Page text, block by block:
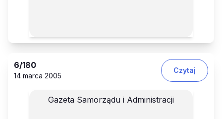
6/180
14 marca 2005
Czytaj
Gazeta Samorządu i Administracji